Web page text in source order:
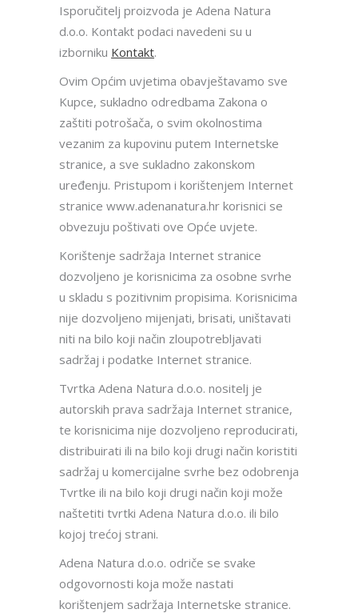
Isporučitelj proizvoda je Adena Natura
d.o.o. Kontakt podaci navedeni su u
izborniku Kontakt.
Ovim Općim uvjetima obavještavamo sve
Kupce, sukladno odredbama Zakona o
zaštiti potrošača, o svim okolnostima
vezanim za kupovinu putem Internetske
stranice, a sve sukladno zakonskom
uređenju. Pristupom i korištenjem Internet
stranice www.adenanatura.hr korisnici se
obvezuju poštivati ove Opće uvjete.
Korištenje sadržaja Internet stranice
dozvoljeno je korisnicima za osobne svrhe
u skladu s pozitivnim propisima. Korisnicima
nije dozvoljeno mijenjati, brisati, uništavati
niti na bilo koji način zloupotrebljavati
sadržaj i podatke Internet stranice.
Tvrtka Adena Natura d.o.o. nositelj je
autorskih prava sadržaja Internet stranice,
te korisnicima nije dozvoljeno reproducirati,
distribuirati ili na bilo koji drugi način koristiti
sadržaj u komercijalne svrhe bez odobrenja
Tvrtke ili na bilo koji drugi način koji može
naštetiti tvrtki Adena Natura d.o.o. ili bilo
kojoj trećoj strani.
Adena Natura d.o.o. odriče se svake
odgovornosti koja može nastati
korištenjem sadržaja Internetske stranice.